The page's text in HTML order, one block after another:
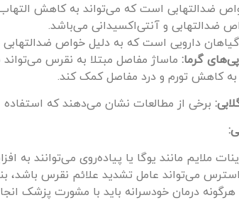
ضدالتهابی است که می‌تواند به کاهش
ضدالتهابی و آنتی‌اکسیدانی می‌باشد.
گیاهان دارویی است که به دلیل خواص
گرما: ماساژ مفاصل مبتلا به نقرس
کاهش تورم و درد مفاصل کمک کند.
برخی از مطالعات نشان می‌دهند که
ملایم مانند یوگا یا پیاده‌روی می‌توانند
استرس می‌تواند عامل تشدید علائم نقرس
درمان خودسرانه باید با مشورت پزشک